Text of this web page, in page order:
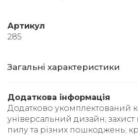
Артикул
285
Загальні характеристики
Додаткова інформація
Додатково укомплектований
універсальний дизайн;
пилу та різних пошкоджень;